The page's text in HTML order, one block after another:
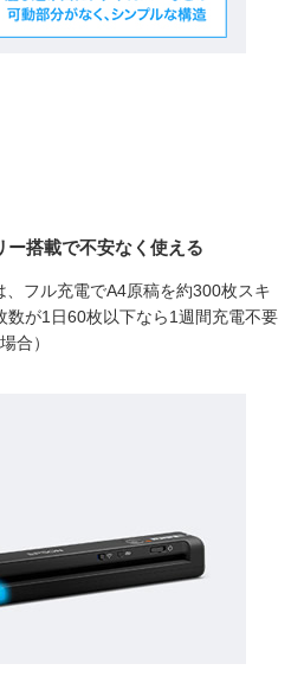
ー搭載で不安なく使える
、フル充電でA4原稿を約300枚スキ
数が1日60枚以下なら1週間充電不要
合）